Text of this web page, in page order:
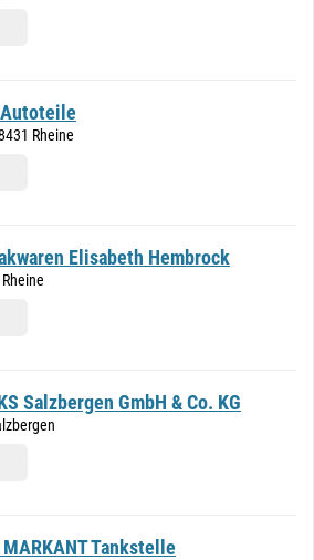
Autoteile
Rheine
Elisabeth Hembrock
Salzbergen GmbH & Co. KG
Tankstelle